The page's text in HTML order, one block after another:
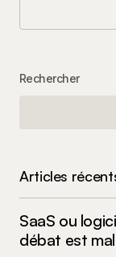
Rechercher
Articles
SaaS ou
débat est